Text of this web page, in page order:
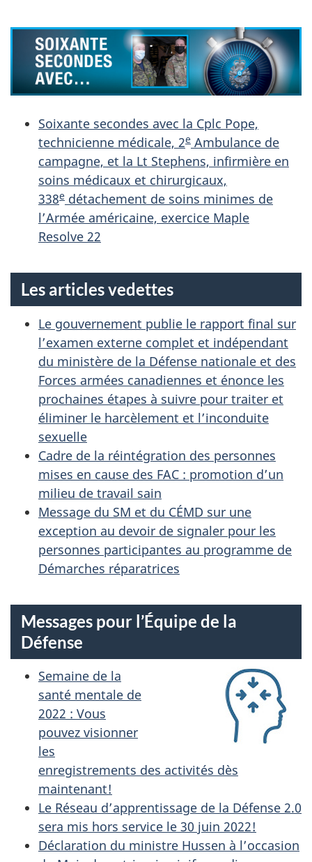
E
L
’
É
Q
U
P
E
D
E
L
A
D
É
F
E
N
S
Soixante secondes avec la Cplc Pope,
technicienne médicale, 2e Ambulance de
campagne, et la Lt Stephens, infirmière en
soins médicaux et chirurgicaux,
338e détachement de soins minimes de
l’Armée américaine, exercice Maple
Resolve 22
Les articles vedettes
Le gouvernement publie le rapport final sur
l’examen externe complet et indépendant
du ministère de la Défense nationale et des
Forces armées canadiennes et énonce les
prochaines étapes à suivre pour traiter et
éliminer le harcèlement et l’inconduite
sexuelle
Cadre de la réintégration des personnes
mises en cause des FAC : promotion d’un
milieu de travail sain
Message du SM et du CÉMD sur une
exception au devoir de signaler pour les
personnes participantes au programme de
Démarches réparatrices
Messages pour l’Équipe de la
Défense
Semaine de la
santé mentale de
2022 : Vous
pouvez visionner
les
enregistrements des activités dès
maintenant!
Le Réseau d’apprentissage de la Défense 2.0
sera mis hors service le 30 juin 2022!
Déclaration du ministre Hussen à l’occasion